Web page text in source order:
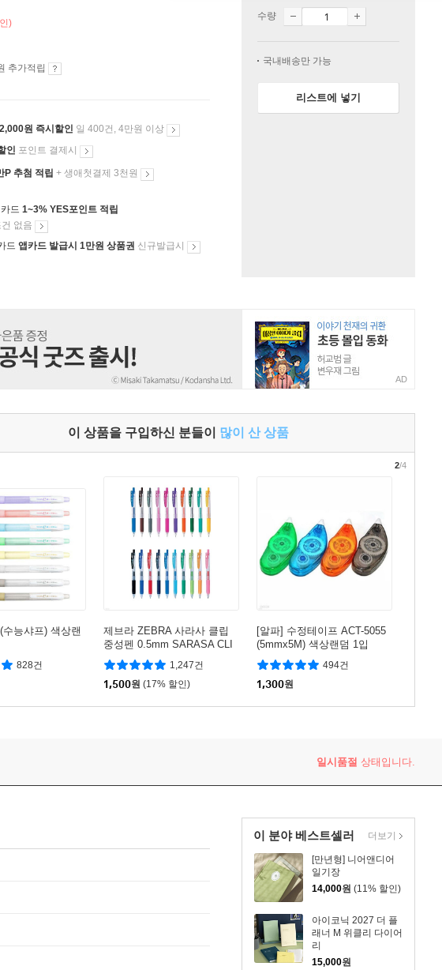
)
추가적립
2,000원 즉시할인 일 400건, 4만원 이상
인 포인트 결제시
P 추첨 적립 + 생애첫결제 3천원
드 1~3% YES포인트 적립
없음
드 앱카드 발급시 1만원 상품권 신규발급시
수량
국내배송만 가능
리스트에 넣기
AD
이 상품을 구입하신 분들이 많이 산 상품
수능샤프) 색상랜
828건
제브라 ZEBRA 사라사 클립
중성펜 0.5mm SARASA CLI
P
1,247건
1,500원 (17% 할인)
[알파] 수정테이프 ACT-5055
(5mmx5M) 색상랜덤 1입
494건
1,300원
2/4
일시품절 상태입니다.
이 분야 베스트셀러
[만년형] 니어앤디어
일기장
14,000원 (11% 할인)
아이코닉 2027 더 플
래너 M 위클리 다이어
리
15,000원
더보기